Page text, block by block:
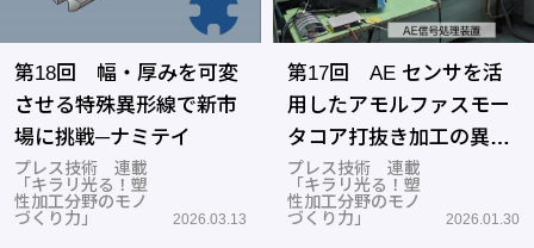
第18回 幅・厚みを可変
させる特殊異形線で新市
場に挑戦─ナミテイ
プレス技術 連載
「キラリ光る！塑
性加工分野のモノ
づくり力」
2026.03.13
第17回 AE センサを活
用したアモルファスモー
タコア打抜き加工の異常
検知システム ─長野県工
業技術総合センター、ナ
プレス技術 連載
「キラリ光る！塑
性加工分野のモノ
づくり力」
2026.01.30